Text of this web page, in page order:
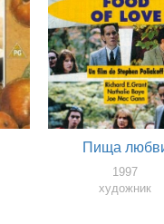
Пища
1997
художник